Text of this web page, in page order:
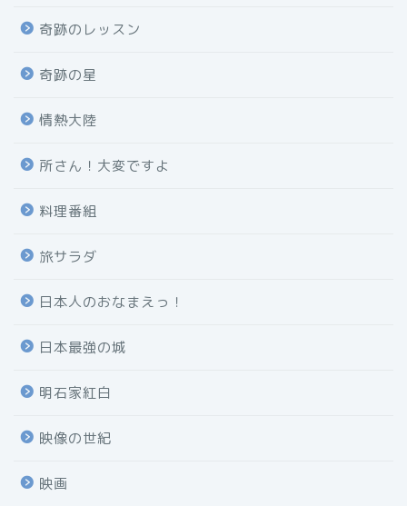
奇跡のレッスン
奇跡の星
情熱大陸
所さん！大変ですよ
料理番組
旅サラダ
日本人のおなまえっ！
日本最強の城
明石家紅白
映像の世紀
映画